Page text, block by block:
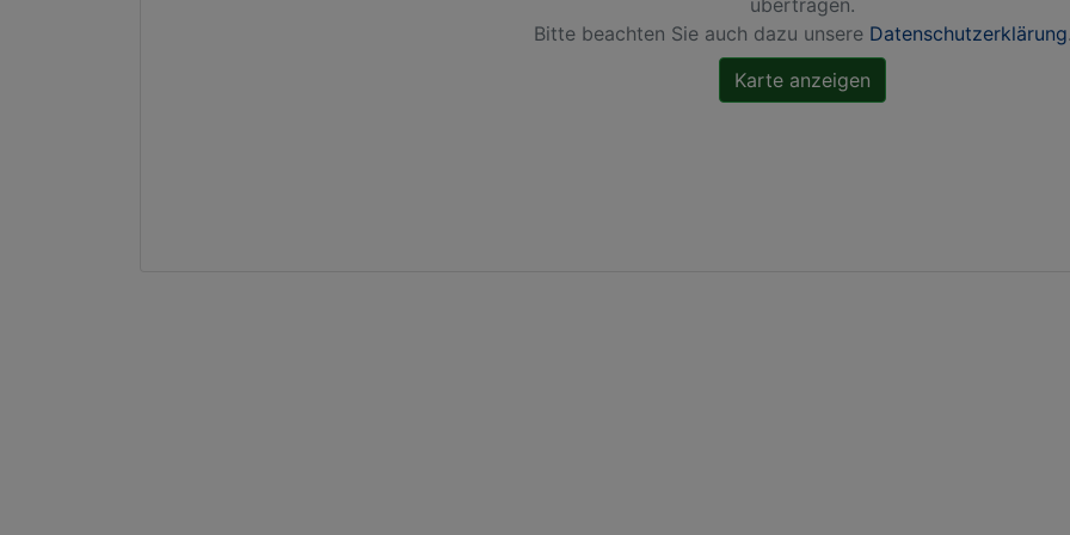
übertragen.
Bitte beachten Sie auch dazu unsere Datenschutzerklärung